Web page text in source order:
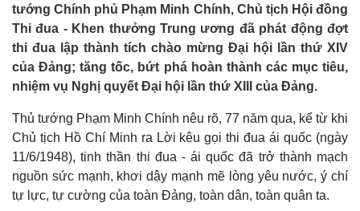
Quốc hội
Nhận diện sự thật
Giáo dục
Dấu ấn VOV
Việc làm
Biển đảo
tướng Chính phủ Phạm Minh Chính, Chủ tịch Hội đồng
Thi đua - Khen thưởng Trung ương đã phát động đợt
thi đua lập thành tích chào mừng Đại hội lần thứ XIV
của Đảng; tăng tốc, bứt phá hoàn thành các mục tiêu,
nhiệm vụ Nghị quyết Đại hội lần thứ XIII của Đảng.
Thủ tướng Phạm Minh Chính nêu rõ, 77 năm qua, kể từ khi
Chủ tịch Hồ Chí Minh ra Lời kêu gọi thi đua ái quốc (ngày
11/6/1948), tinh thần thi đua - ái quốc đã trở thành mạch
nguồn sức mạnh, khơi dậy mạnh mẽ lòng yêu nước, ý chí
tự lực, tự cường của toàn Đảng, toàn dân, toàn quân ta.